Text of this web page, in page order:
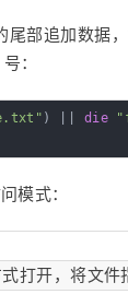
尾部追加数据
：
) || die
模式：
打开，将文件